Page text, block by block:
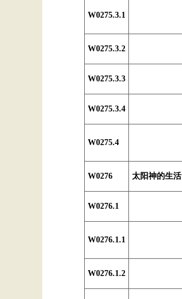
W0275.3.1
W0275.3.2
W0275.3.3
W0275.3.4
W0275.4
W0276 太阳神的生活
W0276.1
W0276.1.1
W0276.1.2